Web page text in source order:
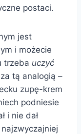
postaci.
jest
i możecie
trzeba uczyć
tą analogią –
zupę-krem
podniesie
i nie dał